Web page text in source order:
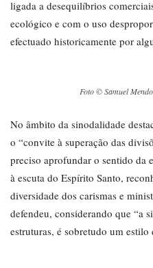
ligada a desequilíbrios
ecológico e com o uso
efectuado historicamente por
Foto © Samuel
No âmbito da sinodalidade
o “convite à superação das
preciso aprofundar o sentido da
à escuta do Espírito Santo,
diversidade dos carismas e
defendeu, considerando que “a
estruturas, é sobretudo um